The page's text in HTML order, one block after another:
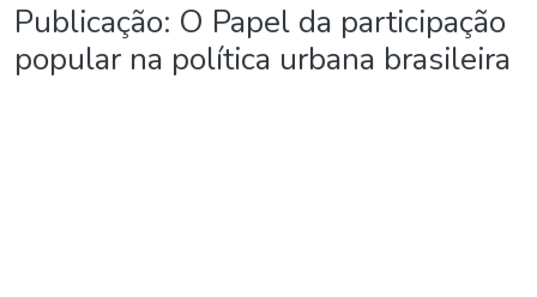
Publicação: O Papel da participação
popular na política urbana brasileira